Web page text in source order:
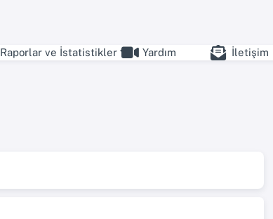
Raporlar ve İstatistikler Yardım İletişim